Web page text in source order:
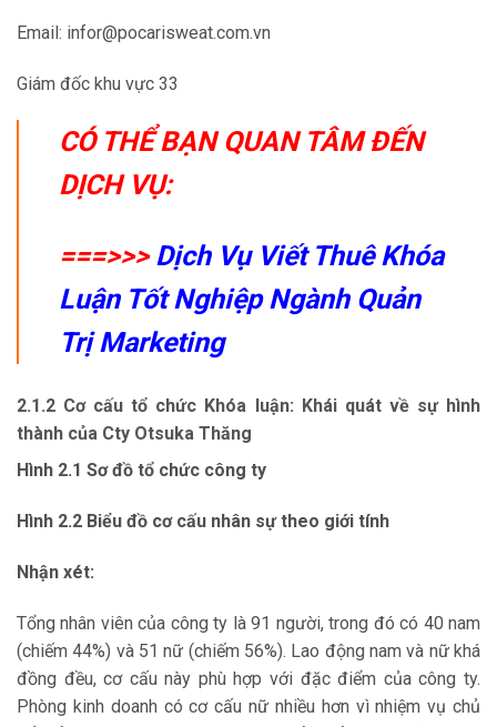
Email: infor@pocarisweat.com.vn
Giám đốc khu vực 33
CÓ THỂ BẠN QUAN TÂM ĐẾN
DỊCH VỤ:
===>>>Dịch Vụ Viết Thuê Khóa
Luận Tốt Nghiệp Ngành Quản
Trị Marketing
2.1.2 Cơ cấu tổ chức Khóa luận: Khái quát về sự hình
thành của Cty Otsuka Thăng
Hình 2.1 Sơ đồ tổ chức công ty
Hình 2.2 Biểu đồ cơ cấu nhân sự theo giới tính
Nhận xét:
Tổng nhân viên của công ty là 91 người, trong đó có 40 nam
(chiếm 44%) và 51 nữ (chiếm 56%). Lao động nam và nữ khá
đồng đều, cơ cấu này phù hợp với đặc điểm của công ty.
Phòng kinh doanh có cơ cấu nữ nhiều hơn vì nhiệm vụ chủ